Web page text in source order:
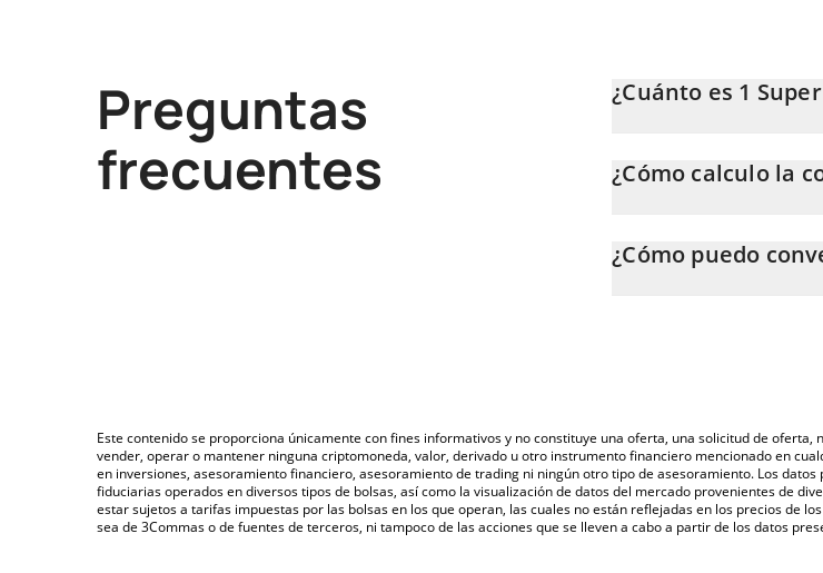
Preguntas
frecuentes
¿Cuánto es 1
En este momento, 1 Super
¿Cómo calculo la
STRUMP a KRW. Solo
valor se convertirá
¿Cómo puedo
Este contenido se proporciona únicamente con fines informativos y no constituye una oferta, una solicitud de
vender, operar o mantener ninguna criptomoneda, valor, derivado u otro instrumento financiero mencionado en
en inversiones, asesoramiento financiero, asesoramiento de trading ni ningún otro tipo de asesoramiento. Los
fiduciarias operados en diversos tipos de bolsas, así como la visualización de datos del mercado provenientes de
estar sujetos a tarifas impuestas por las bolsas en los que operan, las cuales no están reflejadas en los precios de
sea de 3Commas o de fuentes de terceros, ni tampoco de las acciones que se lleven a cabo a partir de los datos